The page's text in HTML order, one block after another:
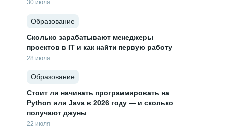
30 июля
Образование
Сколько зарабатывают менеджеры
проектов в IT и как найти первую работу
28 июля
Образование
Стоит ли начинать программировать на
Python или Java в 2026 году — и сколько
получают джуны
22 июля